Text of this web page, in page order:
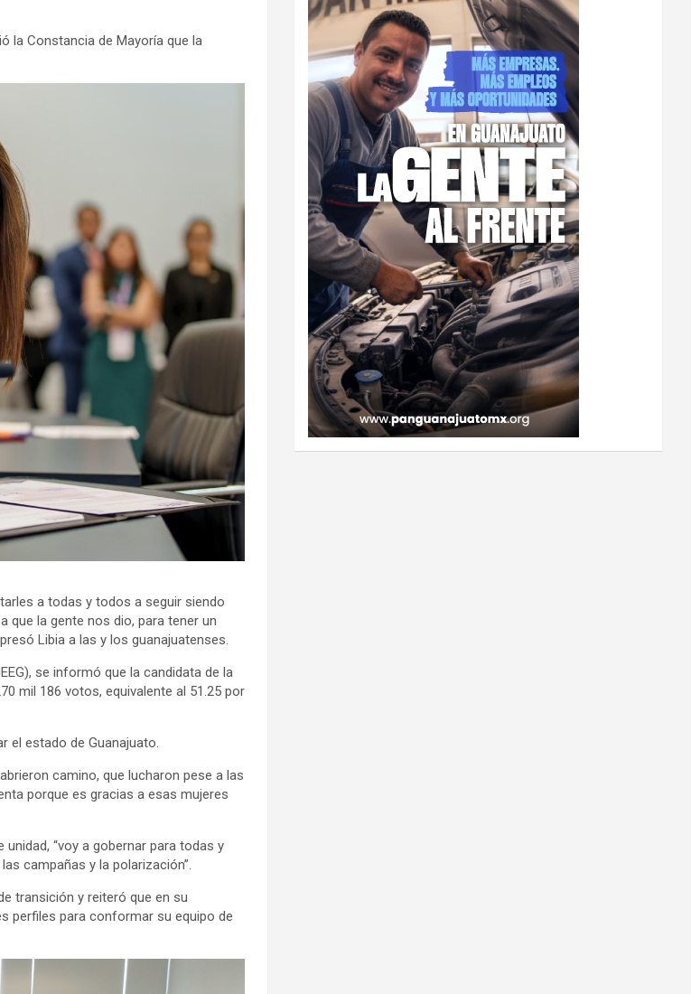
la Constancia de Mayoría que la
a todas y todos a seguir siendo
la gente nos dio, para tener un
Libia a las y los guanajuatenses.
se informó que la candidata de la
mil 186 votos, equivalente al 51.25 por
el estado de Guanajuato.
camino, que lucharon pese a las
porque es gracias a esas mujeres
“voy a gobernar para todas y
campañas y la polarización”.
transición y reiteró que en su
perfiles para conformar su equipo de